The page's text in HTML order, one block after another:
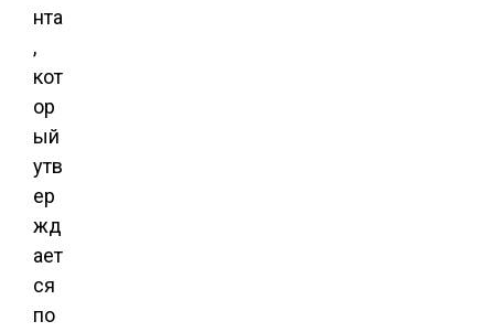
нта
,
кот
ор
ый
утв
ер
жд
ает
ся
по